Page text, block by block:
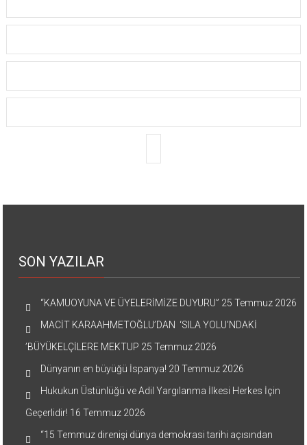
SON YAZILAR
“KAMUOYUNA VE ÜYELERİMİZE DUYURU” 25 Temmuz 2026
MACİT KARAAHMETOĞLU’DAN ‘SILA YOLU’NDAKİ
’BÜYÜKELÇİLERE MEKTUP 25 Temmuz 2026
Dünyanın en büyüğü İspanya! 20 Temmuz 2026
Hukukun Üstünlüğü ve Adil Yargılanma İlkesi Herkes İçin
Geçerlidir! 16 Temmuz 2026
“15 Temmuz direnişi dünya demokrasi tarihi açısından